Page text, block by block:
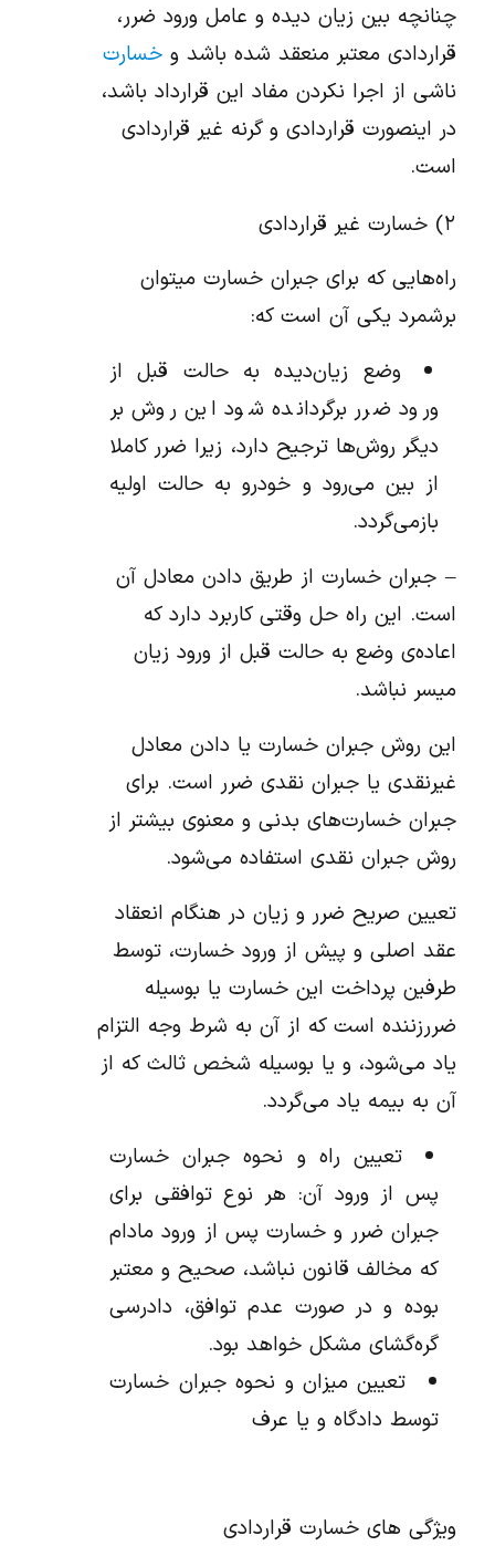
چنانچه بين زيان ديده و عامل ورود ضرر،
قراردادی معتبر منعقد شده باشد وخسارت
ناشي از اجرا نكردن مفاد اين قرارداد باشد،
در اینصورت قراردادی و گرنه غیر قراردادی
است.
راه‌هایی که برای جبران خسارت می‎توان
برشمرد یکی آن است که:
وضع زیان‌دیده به حالت قبل از
ورود ضرر برگردانده شود این روش بر
دیگر روش‌ها ترجیح دارد، زیرا ضرر کاملا
از بین می‌رود و خودرو به حالت اولیه
بازمی‌گردد.
– جبران خسارت از طریق دادن معادل آن
است. این راه حل وقتی کاربرد دارد که
اعاده‌ی وضع به حالت قبل از ورود زیان
میسر نباشد.
این روش جبران خسارت یا دادن معادل
غیرنقدی یا جبران نقدی ضرر است. برای
جبران خسارت‌های بدنی و معنوی بیشتر از
روش جبران نقدی استفاده می‌شود.
تعیین صریح ضرر و زیان در هنگام انعقاد
عقد اصلی و پیش از ورود خسارت، توسط
طرفین پرداخت این خسارت یا بوسیله
ضررزننده است که از آن به شرط وجه التزام
یاد می‌شود، و یا بوسیله شخص ثالث که از
آن به بیمه یاد می‌گردد.
تعیین راه و نحوه جبران خسارت
پس از ورود آن: هر نوع توافقی برای
جبران ضرر و خسارت پس از ورود مادام
که مخالف قانون نباشد، صحیح و معتبر
بوده و در صورت عدم توافق، دادرسی
گره‌گشای مشکل خواهد بود.
تعیین میزان و نحوه جبران خسارت
توسط دادگاه و یا عرف
ویژگی های خسارت قراردادی